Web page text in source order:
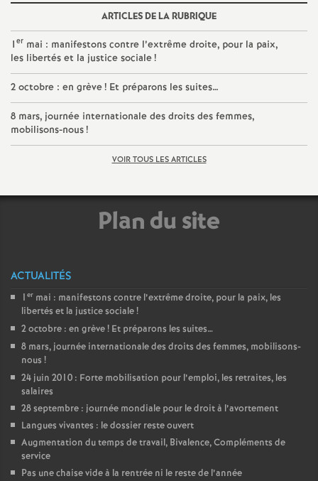
e
g
r
é
r
é
a
n
s
T
o
ARTICLES DE LA RUBRIQUE
1er mai : manifestons contre l’extrême droite, pour la paix,
les libertés et la justice sociale!
2 octobre : en grève! Et préparons les suites…
8 mars, journée internationale des droits des femmes,
mobilisons-nous!
VOIR TOUS LES ARTICLES
Plan du site
ACTUALITÉS
1 er mai : manifestons contre l’extrême droite, pour la paix, les
libertés et la justice sociale!
2 octobre : en grève! Et préparons les suites…
8 mars, journée internationale des droits des femmes, mobilisons-
nous !
24 juin 2010 : Forte mobilisation pour l’emploi, les retraites, les
salaires
28 septembre : journée mondiale pour le droit à l’avortement
Langues vivantes : le dossier reste ouvert
Augmentation du temps de travail, Bivalence, Compléments de
service
Pas une chaise vide à la rentrée ni le reste de l’année